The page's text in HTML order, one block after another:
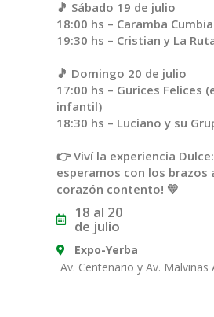
🎵 Sábado 19 de julio
18:00 hs – Caramba Cumbia
19:30 hs – Cristian y La
🎵 Domingo 20 de julio
17:00 hs – Gurices Felices
infantil)
18:30 hs – Luciano y su
👉 Viví la experiencia Dulce:
esperamos con los brazos
corazón contento! 💛
18 al 20
de julio
Expo-Yerba
Av. Centenario y Av. Malvinas